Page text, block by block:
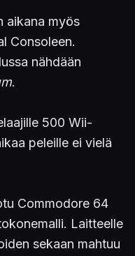
aikana myös
Consoleen.
nähdään
.
500 Wii-
peleille ei vielä
Commodore 64
Laitteelle
sekaan mahtuu